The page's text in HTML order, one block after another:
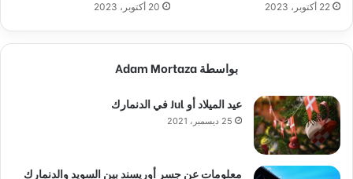
22 أكتوبر، 2023 20 أكتوبر، 2023
بواسطة Adam Mortaza
عيد الميلاد أو Jul في الدنمارك
25 ديسمبر، 2021
معلومات عن جسر أوريسند بين السويد والدنمارك